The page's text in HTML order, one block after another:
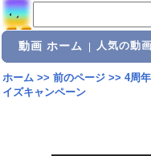
動画 ホーム 人気の動画
ホーム>> 前のページ>> 4周
イズキャンペーン